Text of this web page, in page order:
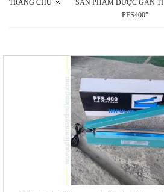
TRANG CHỦ
SẢN PHẨM ĐƯỢC GẮN
PFS400”